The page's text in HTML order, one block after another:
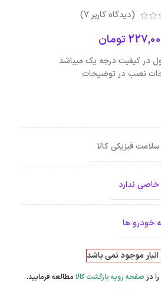
(دیدگاه کاربر 7
)
تومان
در کیفیت درجه یک میباشد
نصب در توضیحات
سلامت فیزیکی کالا
خاصی ندارد
خودرو ها
انبار موجود نمی باشد
در صفحه رویه بازگشت کالا مطالعه فرمایید.